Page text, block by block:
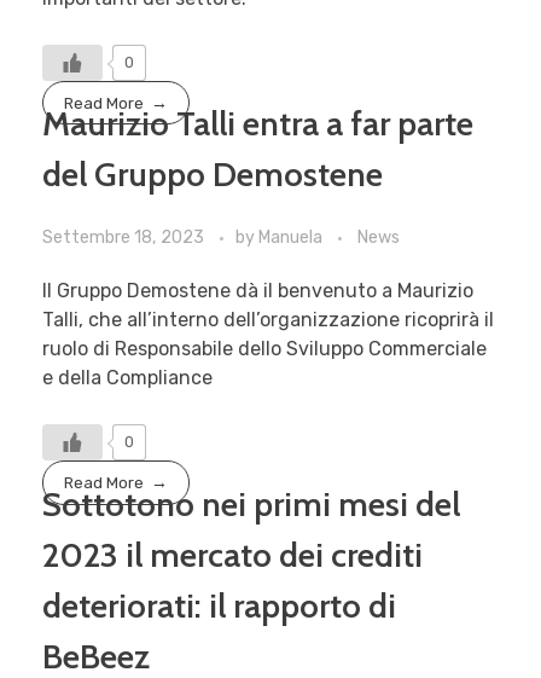
0
Read More
Maurizio Talli entra a far parte
del Gruppo Demostene
Settembre 18, 2023 by Manuela News
Il Gruppo Demostene dà il benvenuto a Maurizio
Talli, che all’interno dell’organizzazione ricoprirà il
ruolo di Responsabile dello Sviluppo Commerciale
e della Compliance
0
Read More
Sottotono nei primi mesi del
2023 il mercato dei crediti
deteriorati: il rapporto di
BeBeez